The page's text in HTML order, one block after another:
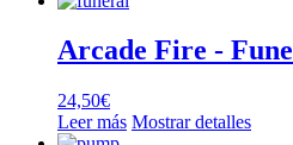
Arcade Fire ‎-
24,50€
Leer más Mostrar detalles